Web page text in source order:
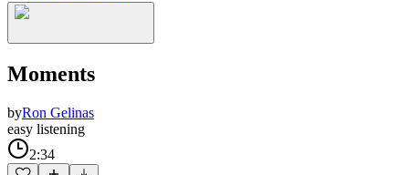
Moments
byRon Gelinas
easy listening
2:34